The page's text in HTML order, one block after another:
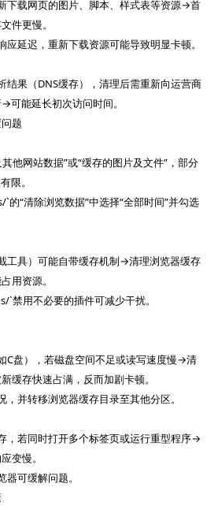
下载网页的图片、脚本、样式表等资源→首
件更慢。
延迟，重新下载资源可能导致明显卡顿。
结果（DNS缓存），清理后需重新向运营商
可能延长初次访问时间。
题
他网站数据”或“缓存的图片及文件”，部分
限。
“清除浏览数据”中选择“全部时间”并勾选
工具）可能自带缓存机制→清理浏览器缓存
用资源。
禁用不必要的插件可减少干扰。
C盘），若磁盘空间不足或读写速度慢→清
缓存快速占满，反而加剧卡顿。
并转移浏览器缓存目录至其他分区。
，若同时打开多个标签页或运行重型程序→
变慢。
可缓解问题。